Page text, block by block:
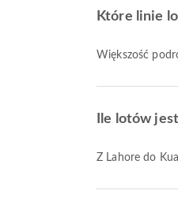
Które linie
Większość
Ile lotów
Z Lahore do